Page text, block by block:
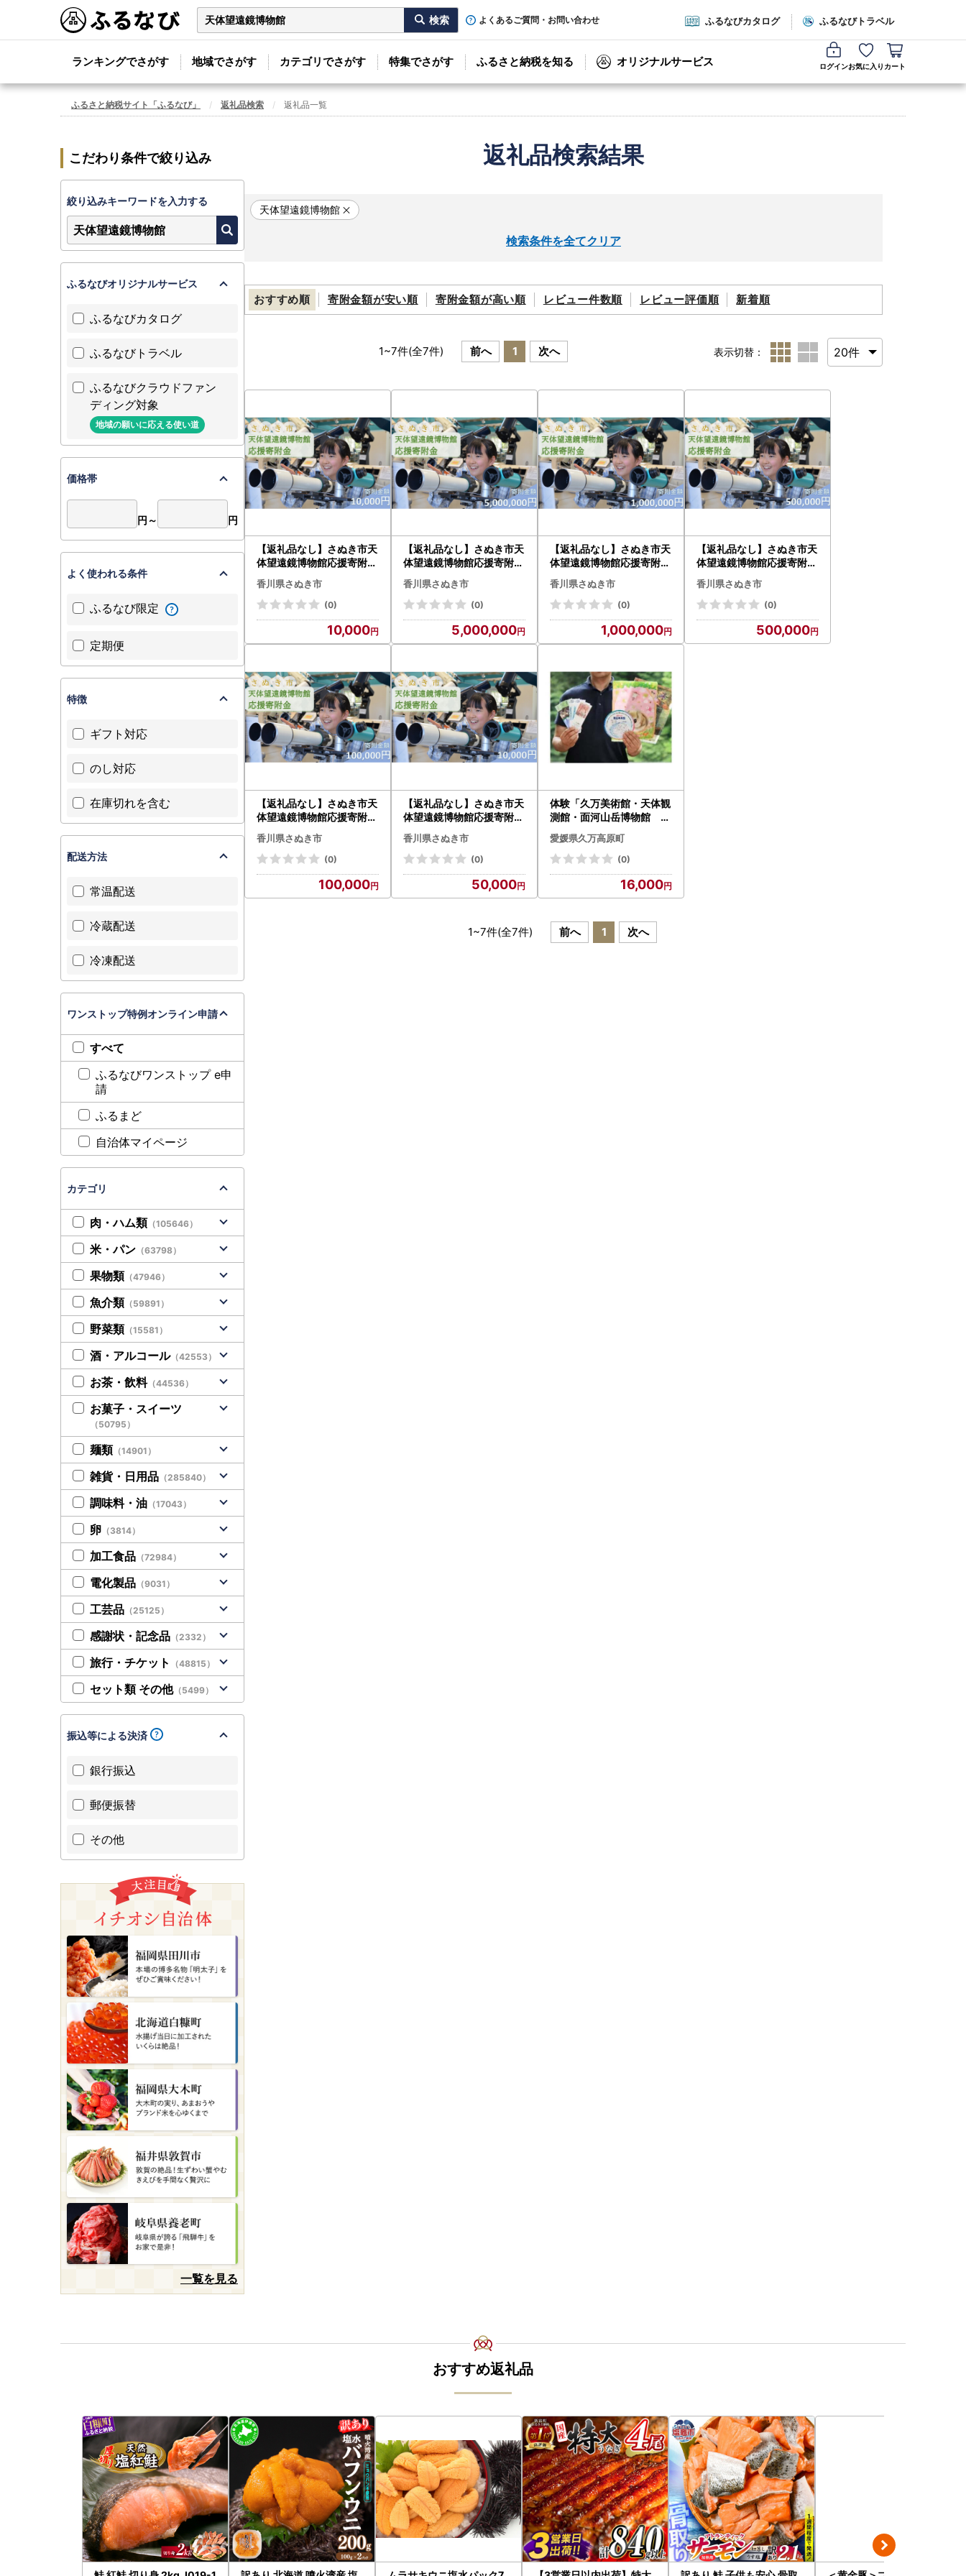
よくあるご質問・お問い合わせ ふるなびカタログ ふるなびトラベル
ランキングでさがす 地域でさがす カテゴリでさがす 特集でさがす ふるさと納税を知る オリジナルサービス ログインお気に入り カート
ふるさと納税サイト「ふるなび」 返礼品検索 返礼品一覧
返礼品検索結果
天体望遠鏡博物館
検索条件を全てクリア
おすすめ順 寄附金額が安い順 寄附金額が高い順 レビュー件数順 レビュー評価順 新着順
1~7件(全7件) 前へ 1 次へ 表示切替：
【返礼品なし】さぬき市天
体望遠鏡博物館応援寄附金
（一口10,000円）
香川県さぬき市
(0)
10,000
【返礼品なし】さぬき市天
体望遠鏡博物館応援寄附金
（一口5,000,000円）
香川県さぬき市
(0)
5,000,000
【返礼品なし】さぬき市天
体望遠鏡博物館応援寄附金
（一口1,000,000円）
香川県さぬき市
(0)
1,000,000
【返礼品なし】さぬき市天
体望遠鏡博物館応援寄附金
（一口500,000円）
香川県さぬき市
(0)
500,000
【返礼品なし】さぬき市天
体望遠鏡博物館応援寄附金
（一口100,000円）
香川県さぬき市
(0)
100,000
【返礼品なし】さぬき市天
体望遠鏡博物館応援寄附金
（一口50,000円）
香川県さぬき市
(0)
50,000
体験「久万美術館・天体観
測館・面河山岳博物館 3
館ペア入館券＆オリジナル
グッズセット」｜美術館
星 博物館 アート 家族 旅行
男の子 女の子 夏休み 恋人
カップル 長期休暇 愛媛 久
万高原町
愛媛県久万高原町
(0)
16,000
1~7件(全7件) 前へ 1 次へ
こだわり条件で絞り込み
絞り込みキーワードを入力する
ふるなびオリジナルサービス
ふるなびカタログ
ふるなびトラベル
ふるなびクラウドファン
ディング対象
地域の願いに応える使い道
価格帯
円～ 円
よく使われる条件
ふるなび限定
定期便
特徴
ギフト対応
のし対応
在庫切れを含む
配送方法
常温配送
冷蔵配送
冷凍配送
ワンストップ特例オンライン申請
すべて
ふるなびワンストップ e申
請
ふるまど
自治体マイページ
カテゴリ
肉・ハム類 （105646）
米・パン （63798）
果物類 （47946）
魚介類 （59891）
野菜類 （15581）
酒・アルコール（42553）
お茶・飲料（44536）
お菓子・スイーツ
（50795）
麺類 （14901）
雑貨・日用品 （285840）
調味料・油 （17043）
卵 （3814）
加工食品 （72984）
電化製品 （9031）
工芸品 （25125）
感謝状・記念品 （2332）
旅行・チケット （48815）
セット類 その他（5499）
振込等による決済
銀行振込
郵便振替
その他
一覧を見る
おすすめ返礼品